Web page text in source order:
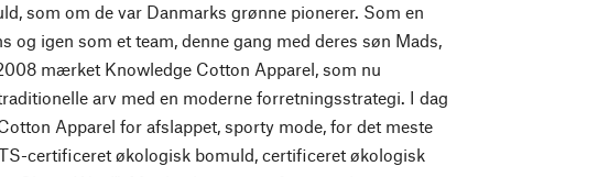
som om de var Danmarks grønne pionerer. Som en
og igen som et team, denne gang med deres søn Mads,
mærket Knowledge Cotton Apparel, som nu
arv med en moderne forretningsstrategi. I dag
Apparel for afslappet, sporty mode, for det meste
certificeret økologisk bomuld, certificeret økologisk